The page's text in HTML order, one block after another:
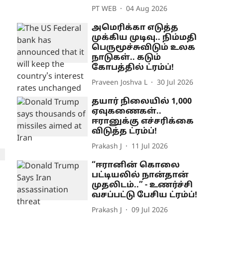
PT WEB 04 Aug 2026
அமெரிக்கா எடுத்த
முக்கிய முடிவு.. நிம்மதி
பெருமூச்சுவிடும் உலக
நாடுகள்.. கடும்
கோபத்தில் ட்ரம்ப்!
Praveen Joshva L 30 Jul 2026
தயார் நிலையில் 1,000
ஏவுகணைகள்..
ஈரானுக்கு எச்சரிக்கை
விடுத்த ட்ரம்ப்!
Prakash J 11 Jul 2026
“ஈரானின் கொலை
பட்டியலில் நான்தான்
முதலிடம்..” - உணர்ச்சி
வசப்பட்டு பேசிய ட்ரம்ப்!
Prakash J 09 Jul 2026